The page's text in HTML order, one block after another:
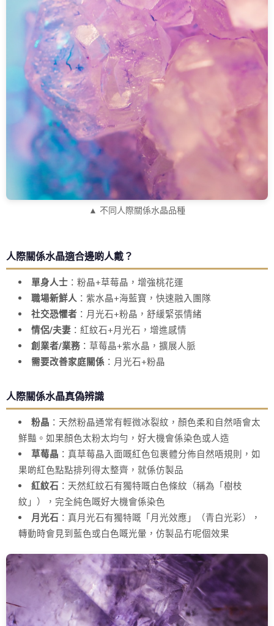
▲ 不同人際關係水晶品種
人際關係水晶適合邊啲人戴？
單身人士：粉晶+草莓晶，增強桃花運
職場新鮮人：紫水晶+海藍寶，快速融入團隊
社交恐懼者：月光石+粉晶，舒緩緊張情緒
情侶/夫妻：紅紋石+月光石，增進感情
創業者/業務：草莓晶+紫水晶，擴展人脈
需要改善家庭關係：月光石+粉晶
人際關係水晶真偽辨識
粉晶 ：天然粉晶通常有輕微冰裂紋，顏色柔和自然唔會太
鮮豔。如果顏色太粉太均勻，好大機會係染色或人造
草莓晶 ：真草莓晶入面嘅紅色包裹體分佈自然唔規則，如
果啲紅色點點排列得太整齊，就係仿製品
紅紋石：天然紅紋石有獨特嘅白色條紋（稱為「樹枝
紋」），完全純色嘅好大機會係染色
月光石：真月光石有獨特嘅「月光效應」（青白光彩），
轉動時會見到藍色或白色嘅光暈，仿製品冇呢個效果